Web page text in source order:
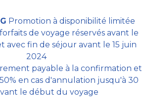
Promotion à disponibilité limitée
de voyage réservés avant le
avec fin de séjour avant le 15 juin
2024
payable à la confirmation et
en cas d'annulation jusqu'à 30
le début du voyage